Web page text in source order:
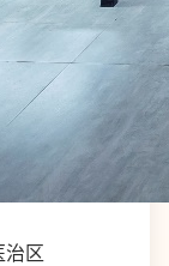
治区